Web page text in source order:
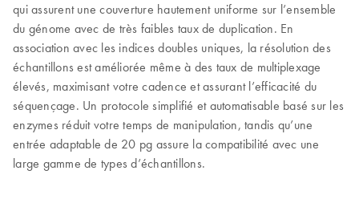
qui assurent une couverture hautement uniforme sur l’ensemble
du génome avec de très faibles taux de duplication. En
association avec les indices doubles uniques, la résolution des
échantillons est améliorée même à des taux de multiplexage
élevés, maximisant votre cadence et assurant l’efficacité du
séquençage. Un protocole simplifié et automatisable basé sur les
enzymes réduit votre temps de manipulation, tandis qu’une
entrée adaptable de 20 pg assure la compatibilité avec une
large gamme de types d’échantillons.